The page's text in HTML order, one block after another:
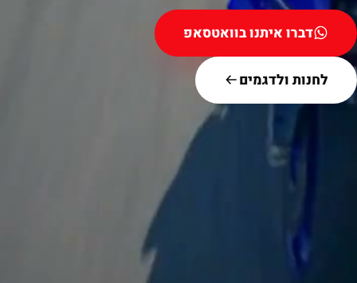
דברו איתנו בוואטסאפ
לחנות ולדגמים